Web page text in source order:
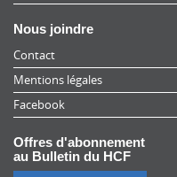
Nous joindre
Contact
Mentions légales
Facebook
Offres d'abonnement
au Bulletin du HCF